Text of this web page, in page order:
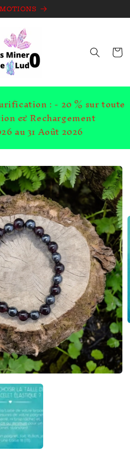
Panier
: - 20 % sur toute
& Rechargement
au 31 Août 2026